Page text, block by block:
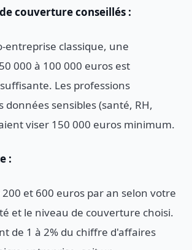
couverture conseillés :
entreprise classique, une
000 à 100 000 euros est
Les professions
données sensibles (santé, RH,
viser 150 000 euros minimum.
:
et 600 euros par an selon votre
et le niveau de couverture choisi.
de 1 à 2% du chiffre d'affaires